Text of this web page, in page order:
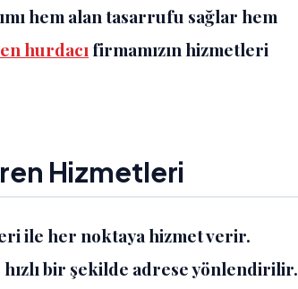
hem alan tasarrufu sağlar hem
hurdacıfirmamızın hizmetleri
Hizmetleri
ile her noktaya hizmet verir.
bir şekilde adrese yönlendirilir.